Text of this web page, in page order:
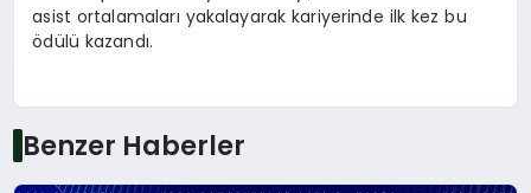
asist ortalamaları yakalayarak kariyerinde ilk kez bu
ödülü kazandı.
Benzer Haberler